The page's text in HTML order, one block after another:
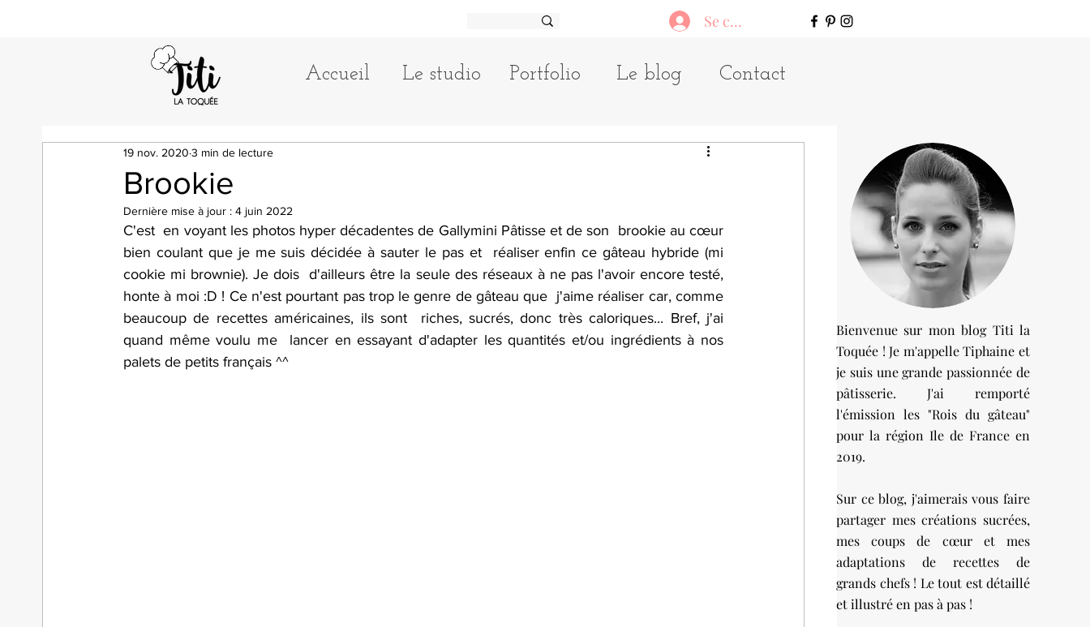
Se connecter
Accueil Le studio Portfolio Le blog Contact
Brookie
19 nov. 2020 3 min de lecture
Dernière mise à jour : 4 juin 2022
C'est  en voyant les photos hyper décadentes de Gallymini Pâtisse et de son  brookie au cœur
bien coulant que je me suis décidée à sauter le pas et  réaliser enfin ce gâteau hybride (mi
cookie mi brownie). Je dois  d'ailleurs être la seule des réseaux à ne pas l'avoir encore testé,
honte à moi :D ! Ce n'est pourtant pas trop le genre de gâteau que  j'aime réaliser car, comme
beaucoup de recettes américaines, ils sont  riches, sucrés, donc très caloriques... Bref, j'ai
quand même voulu me  lancer en essayant d'adapter les quantités et/ou ingrédients à nos
palets de petits français ^^
Bienvenue sur mon blog Titi la
Toquée ! Je m'appelle Tiphaine et
je suis une grande passionnée de
pâtisserie. J'ai remporté
l'émission les "Rois du gâteau"
pour la région Ile de France en
2019.
Sur ce blog, j'aimerais vous faire
partager mes créations sucrées,
mes coups de cœur et mes
adaptations de recettes de
grands chefs ! Le tout est détaillé
et illustré en pas à pas !